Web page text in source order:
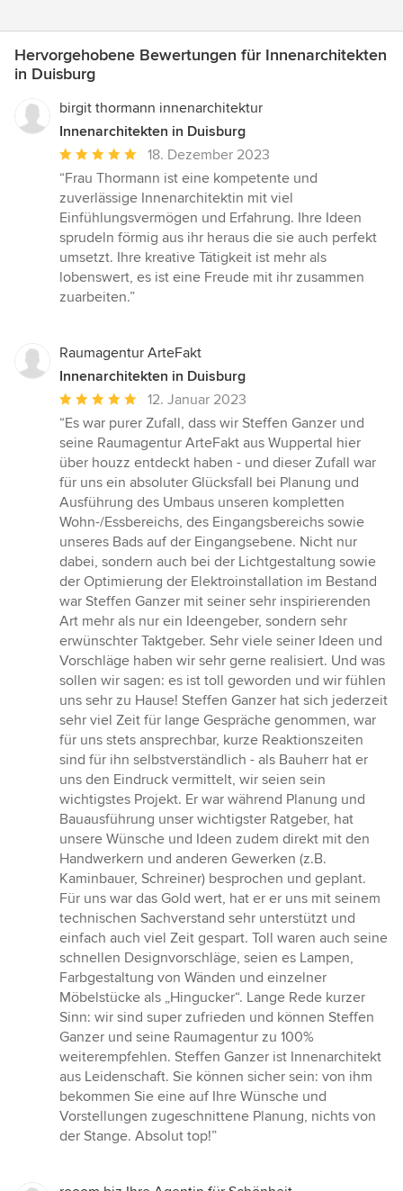
Hervorgehobene Bewertungen für Innenarchitekten
in Duisburg
birgit thormann innenarchitektur
Innenarchitekten in Duisburg
Durchschnittliche
Bewertung:
5
von
5
Sternen
18. Dezember 2023
“Frau Thormann ist eine kompetente und
zuverlässige Innenarchitektin mit viel
Einfühlungsvermögen und Erfahrung. Ihre Ideen
sprudeln förmig aus ihr heraus die sie auch perfekt
umsetzt. Ihre kreative Tätigkeit ist mehr als
lobenswert, es ist eine Freude mit ihr zusammen
zuarbeiten.”
Raumagentur ArteFakt
Innenarchitekten in Duisburg
Durchschnittliche
Bewertung:
5
von
5
Sternen
12. Januar 2023
“Es war purer Zufall, dass wir Steffen Ganzer und
seine Raumagentur ArteFakt aus Wuppertal hier
über houzz entdeckt haben - und dieser Zufall war
für uns ein absoluter Glücksfall bei Planung und
Ausführung des Umbaus unseren kompletten
Wohn-/Essbereichs, des Eingangsbereichs sowie
unseres Bads auf der Eingangsebene. Nicht nur
dabei, sondern auch bei der Lichtgestaltung sowie
der Optimierung der Elektroinstallation im Bestand
war Steffen Ganzer mit seiner sehr inspirierenden
Art mehr als nur ein Ideengeber, sondern sehr
erwünschter Taktgeber. Sehr viele seiner Ideen und
Vorschläge haben wir sehr gerne realisiert. Und was
sollen wir sagen: es ist toll geworden und wir fühlen
uns sehr zu Hause! Steffen Ganzer hat sich jederzeit
sehr viel Zeit für lange Gespräche genommen, war
für uns stets ansprechbar, kurze Reaktionszeiten
sind für ihn selbstverständlich - als Bauherr hat er
uns den Eindruck vermittelt, wir seien sein
wichtigstes Projekt. Er war während Planung und
Bauausführung unser wichtigster Ratgeber, hat
unsere Wünsche und Ideen zudem direkt mit den
Handwerkern und anderen Gewerken (z.B.
Kaminbauer, Schreiner) besprochen und geplant.
Für uns war das Gold wert, hat er er uns mit seinem
technischen Sachverstand sehr unterstützt und
einfach auch viel Zeit gespart. Toll waren auch seine
schnellen Designvorschläge, seien es Lampen,
Farbgestaltung von Wänden und einzelner
Möbelstücke als „Hingucker“. Lange Rede kurzer
Sinn: wir sind super zufrieden und können Steffen
Ganzer und seine Raumagentur zu 100%
weiterempfehlen. Steffen Ganzer ist Innenarchitekt
aus Leidenschaft. Sie können sicher sein: von ihm
bekommen Sie eine auf Ihre Wünsche und
Vorstellungen zugeschnittene Planung, nichts von
der Stange. Absolut top!”